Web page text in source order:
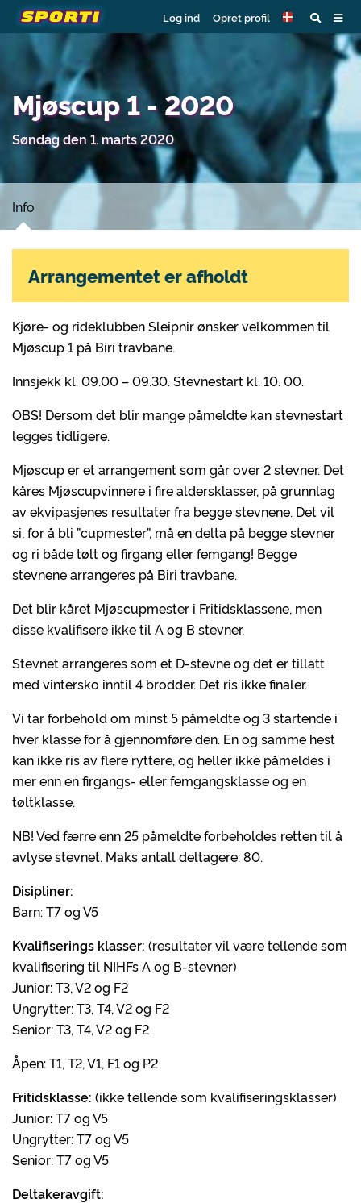
Log ind Opret profil
Mjøscup 1 - 2020
Søndag den 1. marts 2020
Info
Kjøre- og rideklubben Sleipnir ønsker velkommen til
Mjøscup 1 på Biri travbane.
Innsjekk kl. 09.00 – 09.30. Stevnestart kl. 10. 00.
OBS! Dersom det blir mange påmeldte kan stevnestart
legges tidligere.
Mjøscup er et arrangement som går over 2 stevner. Det
kåres Mjøscupvinnere i fire aldersklasser, på grunnlag
av ekvipasjenes resultater fra begge stevnene. Det vil
si, for å bli ”cupmester”, må en delta på begge stevner
og ri både tølt og firgang eller femgang! Begge
stevnene arrangeres på Biri travbane.
Det blir kåret Mjøscupmester i Fritidsklassene, men
disse kvalifisere ikke til A og B stevner.
Stevnet arrangeres som et D-stevne og det er tillatt
med vintersko inntil 4 brodder. Det ris ikke finaler.
Vi tar forbehold om minst 5 påmeldte og 3 startende i
hver klasse for å gjennomføre den. En og samme hest
kan ikke ris av flere ryttere, og heller ikke påmeldes i
mer enn en firgangs- eller femgangsklasse og en
tøltklasse.
NB! Ved færre enn 25 påmeldte forbeholdes retten til å
avlyse stevnet. Maks antall deltagere: 80.
Disipliner:
Barn: T7 og V5
Kvalifiserings klasser: (resultater vil være tellende som
kvalifisering til NIHFs A og B-stevner)
Junior: T3, V2 og F2
Ungrytter: T3, T4, V2 og F2
Senior: T3, T4, V2 og F2
Åpen: T1, T2, V1, F1 og P2
Fritidsklasse: (ikke tellende som kvalifiseringsklasser)
Junior: T7 og V5
Ungrytter: T7 og V5
Senior: T7 og V5
Deltakeravgift:
Arrangementet er afholdt